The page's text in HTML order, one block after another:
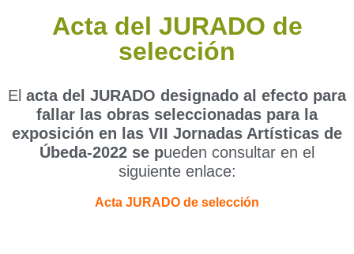
Acta del JURADO de
selección
El acta del JURADO designado al efecto para
fallar las obras seleccionadas para la
exposición en las VII Jornadas Artísticas de
Úbeda-2022 se pueden consultar en el
siguiente enlace:
Acta JURADO de selección